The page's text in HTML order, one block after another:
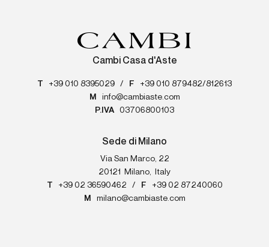
Cambi Casa d'Aste
T +39 010 8395029 / F
+39 010 879482/812613
M
info@cambiaste.com
P.IVA
03706800103
Sede di Milano
Via San Marco, 22
20121
Milano
Italy
T
+39 02 36590462 / F
+39 02 87240060
M
milano@cambiaste.com